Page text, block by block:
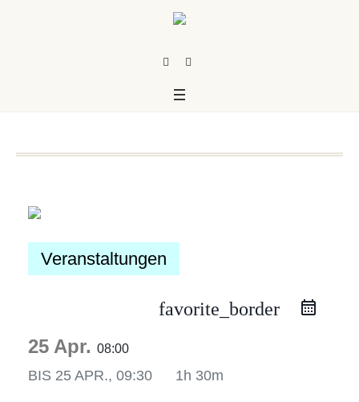
Veranstaltungen
favorite_border
25 Apr. 08:00
BIS 25 APR., 09:30 1h 30m